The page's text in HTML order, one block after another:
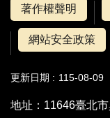
著作權聲明
網站安全政策
更新日期 115-08-09
地址：11646臺北